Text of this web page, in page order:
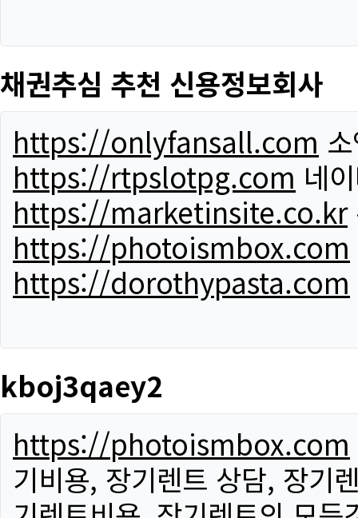
채권추심 추천 신용정보회사
https://onlyfansall.com
https://rtpslotpg.com 네
https://marketinsite.co.kr
https://photoismbox.com
https://dorothypasta.com
kboj3qaey2
https://photoismbox.com
기비용, 장기렌트 상담, 장기